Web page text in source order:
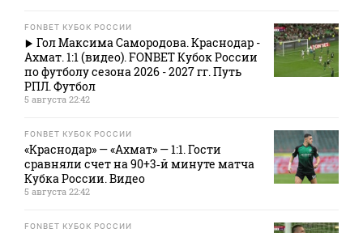
FONBET КУБОК РОССИИ
Гол Максима Самородова. Краснодар -
Ахмат. 1:1 (видео). FONBET Кубок России
по футболу сезона 2026 - 2027 гг. Путь
РПЛ. Футбол
5 августа 22:42
FONBET КУБОК РОССИИ
«Краснодар» — «Ахмат» — 1:1. Гости
сравняли счет на 90+3‑й минуте матча
Кубка России. Видео
5 августа 22:42
FONBET КУБОК РОССИИ